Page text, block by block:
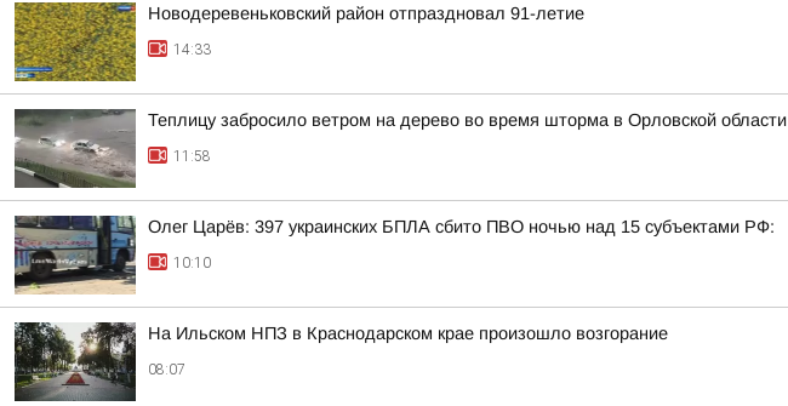
Новодеревеньковский район отпраздновал 91-летие
14:33
Теплицу забросило ветром на дерево во время шторма в Орловской области
11:58
Олег Царёв: 397 украинских БПЛА сбито ПВО ночью над 15 субъектами РФ:
10:10
На Ильском НПЗ в Краснодарском крае произошло возгорание
08:07